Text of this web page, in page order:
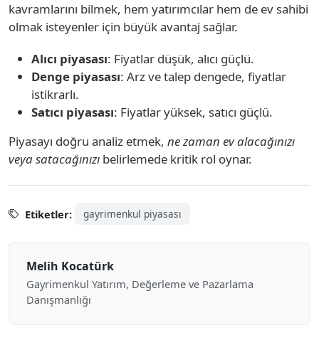
kavramlarını bilmek, hem yatırımcılar hem de ev sahibi
olmak isteyenler için büyük avantaj sağlar.
Alıcı piyasası: Fiyatlar düşük, alıcı güçlü.
Denge piyasası: Arz ve talep dengede, fiyatlar
istikrarlı.
Satıcı piyasası: Fiyatlar yüksek, satıcı güçlü.
Piyasayı doğru analiz etmek, ne zaman ev alacağınızı
veya satacağınızı belirlemede kritik rol oynar.
Etiketler: gayrimenkul piyasası
Melih Kocatürk
Gayrimenkul Yatırım, Değerleme ve Pazarlama
Danışmanlığı